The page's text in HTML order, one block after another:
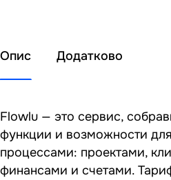
Опис Додатково
Flowlu — это сервис,
функции и возможности
процессами: проектами,
финансами и счетами.